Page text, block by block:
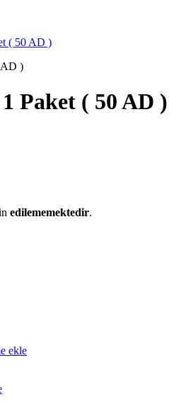
Paket ( 50 AD )
edilememektedir.
ekle